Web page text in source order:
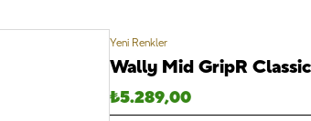
Yeni Renkler
Wally Mid GripR
₺5.289,00